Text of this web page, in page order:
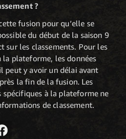
?
fusion pour qu’elle se
du début de la saison 9
sur les classements. Pour les
la plateforme, les données
peut y avoir un délai avant
la fin de la fusion. Les
spécifiques à la plateforme ne
de classement.